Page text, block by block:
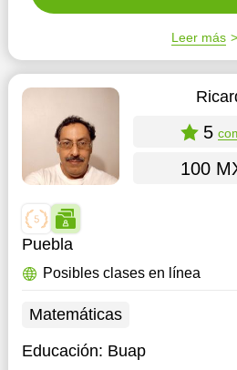
Leer más
5
100
Puebla
Posibles clases en línea
Matemáticas
Educación: Buap